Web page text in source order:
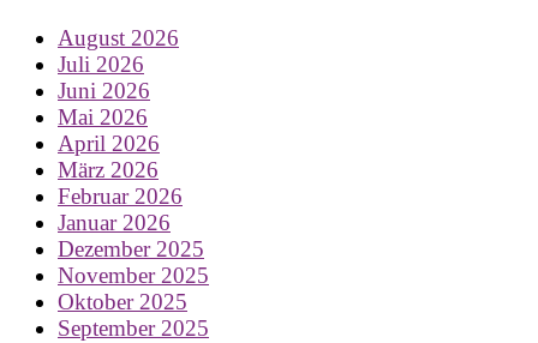
August 2026
Juli 2026
Juni 2026
Mai 2026
April 2026
März 2026
Februar 2026
Januar 2026
Dezember 2025
November 2025
Oktober 2025
September 2025